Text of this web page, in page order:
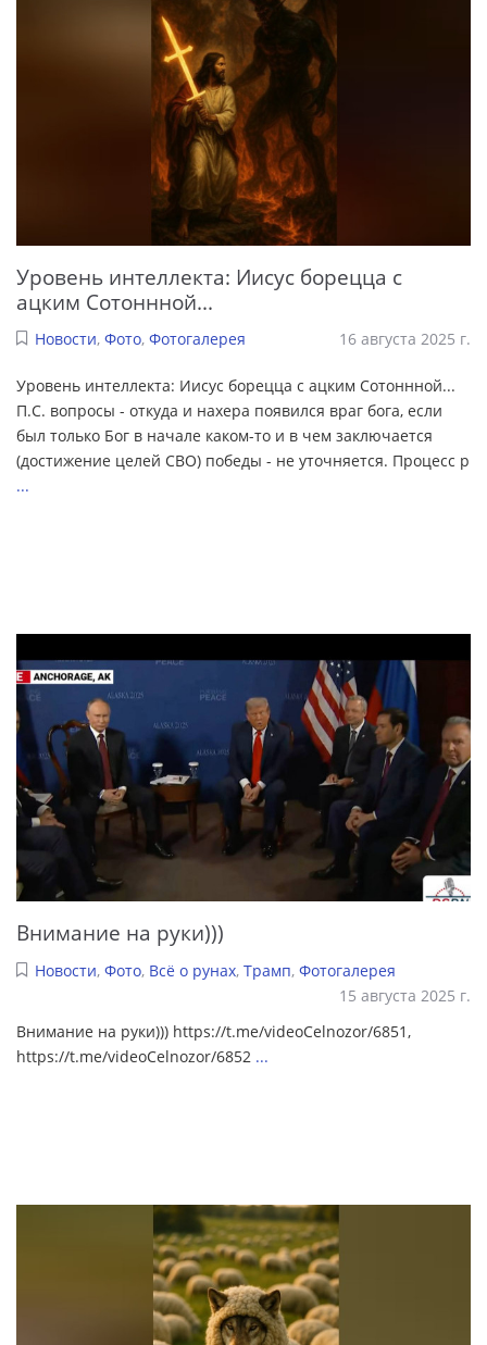
Уровень интеллекта: Иисус борецца с
ацким Сотоннной...
Новости, Фото, Фотогалерея 16 августа 2025 г.
Уровень интеллекта: Иисус борецца с ацким Сотоннной...
П.С. вопросы - откуда и нахера появился враг бога, если
был только Бог в начале каком-то и в чем заключается
(достижение целей СВО) победы - не уточняется. Процесс р
...
Внимание на руки)))
Новости, Фото, Всё о рунах, Трамп, Фотогалерея
15 августа 2025 г.
Внимание на руки))) https://t.me/videoCelnozor/6851,
https://t.me/videoCelnozor/6852 ...